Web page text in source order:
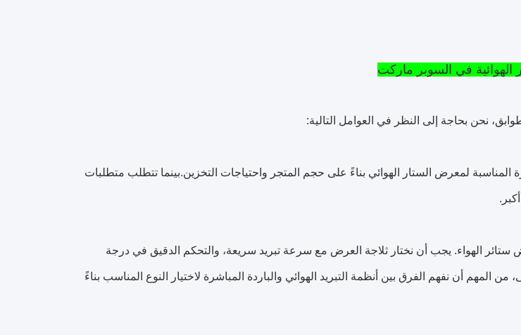
الهوائية في السوبر ماركت
نحن بحاجة إلى النظر في العوامل التالية:
المناسبة لمعرض الستار الهوائي بناءً على حجم المتجر واحتياجات التخزين.بينما تتطلب متطلبات
ستائر الهواء. يجب أن نختار ثلاجة العرض مع سرعة تبريد سريعة، والتحكم الدقيق في درجة
من المهم أن نفهم الفرق بين أنظمة التبريد الهوائي والباردة المباشرة لاختيار النوع المناسب بناءً